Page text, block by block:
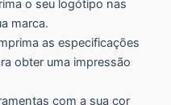
o seu logótipo nas
marca.
as especificações
obter uma impressão
com a sua cor